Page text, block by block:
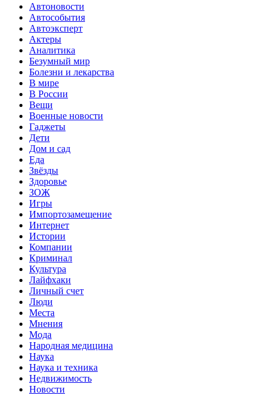
Автоновости
Автособытия
Автоэксперт
Актеры
Аналитика
Безумный мир
Болезни и лекарства
В мире
В России
Вещи
Военные новости
Гаджеты
Дети
Дом и сад
Еда
Звёзды
Здоровье
ЗОЖ
Игры
Импортозамещение
Интернет
Истории
Компании
Криминал
Культура
Лайфхаки
Личный счет
Люди
Места
Мнения
Мода
Народная медицина
Наука
Наука и техника
Недвижимость
Новости